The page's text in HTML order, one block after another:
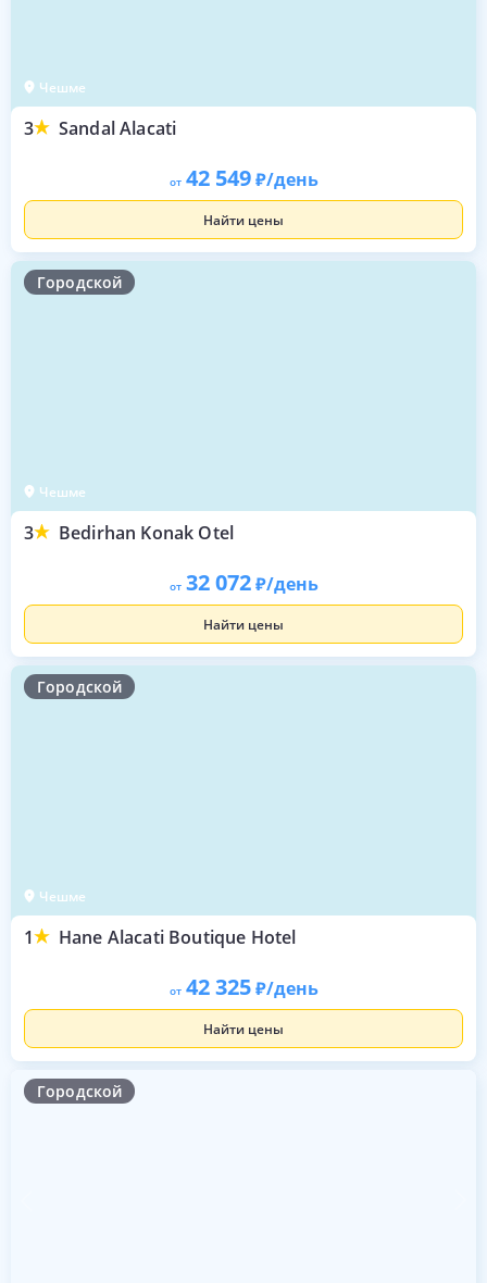
Чешме
3 Sandal Alacati
от 42 549 /день
Найти цены
Городской
Чешме
3 Bedirhan Konak Otel
от 32 072 /день
Найти цены
Городской
Чешме
1 Hane Alacati Boutique Hotel
от 42 325 /день
Найти цены
Городской